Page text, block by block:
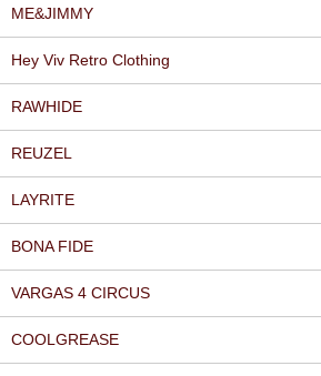
ME&JIMMY
Hey Viv Retro Clothing
RAWHIDE
REUZEL
LAYRITE
BONA FIDE
VARGAS 4 CIRCUS
COOLGREASE